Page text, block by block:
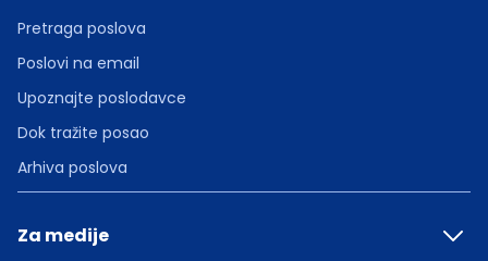
Pretraga poslova
Poslovi na email
Upoznajte poslodavce
Dok tražite posao
Arhiva poslova
Za medije